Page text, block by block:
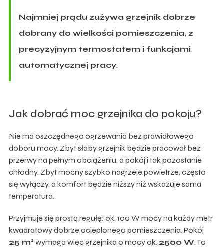
Najmniej prądu zużywa grzejnik dobrze
dobrany do wielkości pomieszczenia, z
precyzyjnym termostatem i funkcjami
automatycznej pracy.
Jak dobrać moc grzejnika do pokoju?
Nie ma oszczędnego ogrzewania bez prawidłowego
doboru mocy. Zbyt słaby grzejnik będzie pracował bez
przerwy na pełnym obciążeniu, a pokój i tak pozostanie
chłodny. Zbyt mocny szybko nagrzeje powietrze, często
się wyłączy, a komfort będzie niższy niż wskazuje sama
temperatura.
Przyjmuje się prostą regułę: ok. 100 W mocy na każdy metr
kwadratowy dobrze ocieplonego pomieszczenia. Pokój
25 m² wymaga więc grzejnika o mocy ok. 2500 W. To